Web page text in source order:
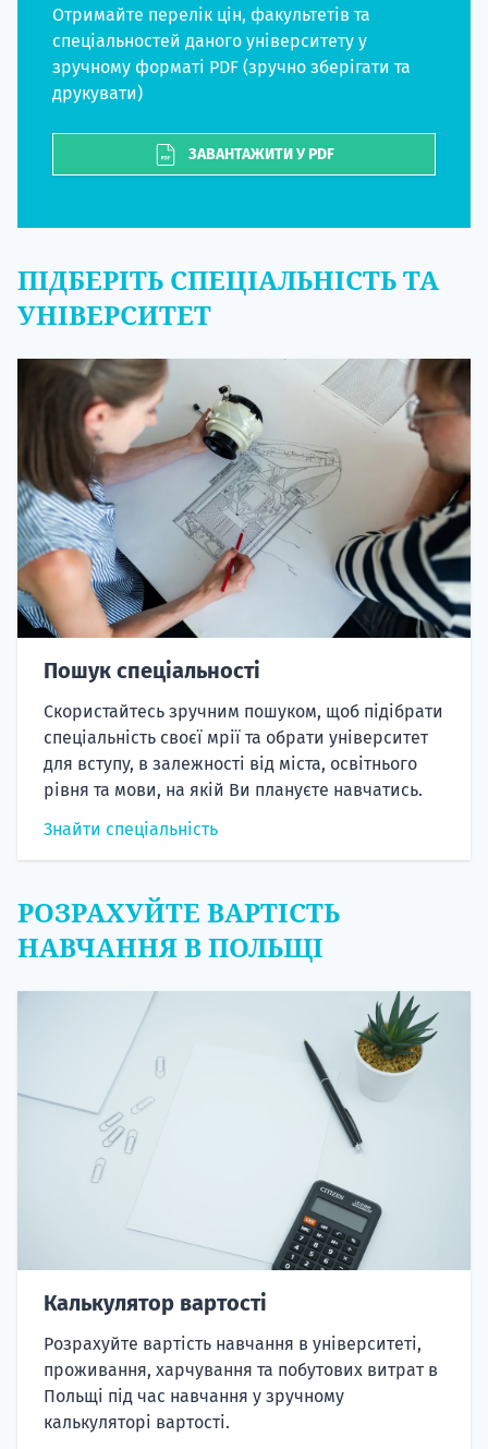
Отримайте перелік цін, факультетів та
спеціальностей даного університету у
зручному форматі PDF (зручно зберігати та
друкувати)
ЗАВАНТАЖИТИ У PDF
ПІДБЕРІТЬ СПЕЦІАЛЬНІСТЬ ТА
УНІВЕРСИТЕТ
Пошук спеціальності
Скористайтесь зручним пошуком, щоб підібрати
спеціальність своєї мрії та обрати університет
для вступу, в залежності від міста, освітнього
рівня та мови, на якій Ви плануєте навчатись.
Знайти спеціальність
РОЗРАХУЙТЕ ВАРТІСТЬ
НАВЧАННЯ В ПОЛЬЩІ
Калькулятор вартості
Розрахуйте вартість навчання в університеті,
проживання, харчування та побутових витрат в
Польщі під час навчання у зручному
калькуляторі вартості.